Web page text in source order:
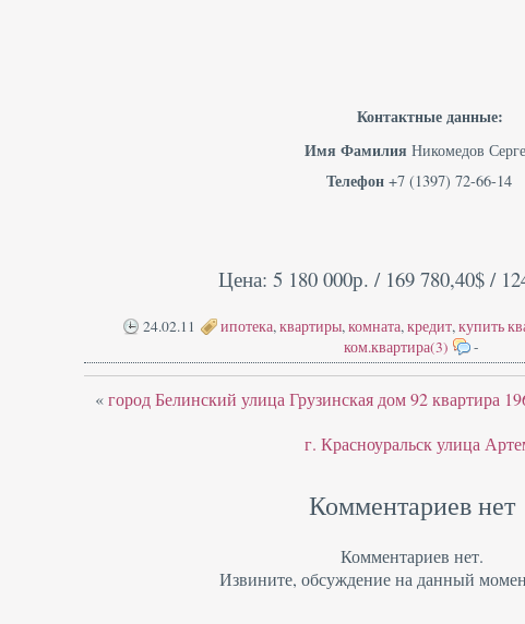
Контактные данные:
Имя Фамилия Никомедов
Телефон +7 (1397) 72-66-14
Цена: 5 180 000р. / 169 780,40$ /
24.02.11 ипотека,квартиры,комната,кредит,купить
ком.квартира(3)
-
«город Белинский улица Грузинская дом 92 квартира
г. Красноуральск улица
Комментариев нет
Комментариев нет.
Извините, обсуждение на данный